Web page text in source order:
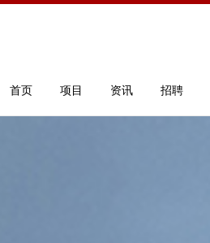
首页 项目 资讯 招聘